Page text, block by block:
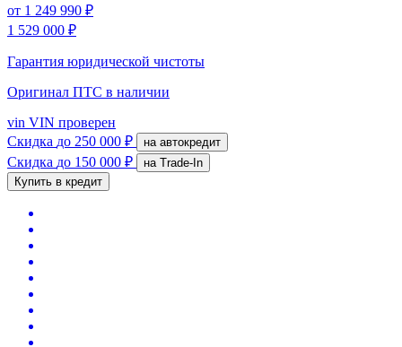
от 1 249 990 ₽
1 529 000 ₽
Гарантия юридической чистоты
Оригинал ПТС в наличии
vin VIN проверен
Скидка до 250 000 ₽ на автокредит
Скидка до 150 000 ₽
на Trade-In
Купить в кредит